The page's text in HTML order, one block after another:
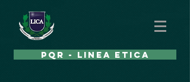
PQR - LINEA ETICA